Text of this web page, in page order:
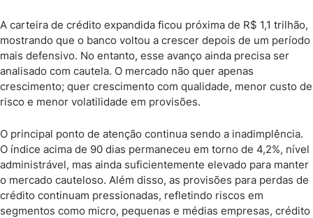
A carteira de crédito expandida ficou próxima de R$ 1,1 trilhão,
mostrando que o banco voltou a crescer depois de um período
mais defensivo. No entanto, esse avanço ainda precisa ser
analisado com cautela. O mercado não quer apenas
crescimento; quer crescimento com qualidade, menor custo de
risco e menor volatilidade em provisões.
O principal ponto de atenção continua sendo a inadimplência.
O índice acima de 90 dias permaneceu em torno de 4,2%, nível
administrável, mas ainda suficientemente elevado para manter
o mercado cauteloso. Além disso, as provisões para perdas de
crédito continuam pressionadas, refletindo riscos em
segmentos como micro, pequenas e médias empresas, crédito